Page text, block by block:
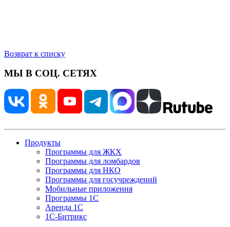
Возврат к списку
МЫ В СОЦ. СЕТЯХ
Продукты
Программы для ЖКХ
Программы для ломбардов
Программы для НКО
Программы для госучреждений
Мобильные приложения
Программы 1С
Аренда 1С
1С-Битрикс